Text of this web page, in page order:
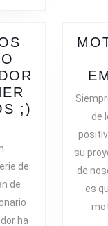
;)
de
de
ha
de
su
de
es